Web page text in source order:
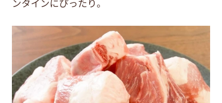
ンタインにぴったり。